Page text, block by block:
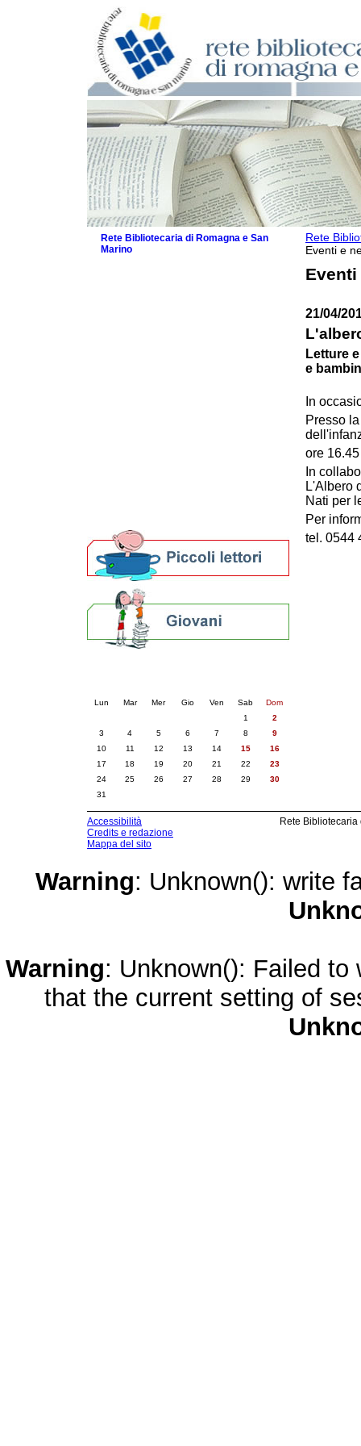
Rete
Eventi e
Eventi
21/04/
Letture
e
In
Presso
ore 16.45
In
L'Albero
Nati per
Per
tel. 0544
Rete Bibliotecaria di Romagna e San
Marino
Lun Mar Mer Gio Ven Sab
Dom
1
2
3
4 5 6 7 8
9
10
11 12 13 14 15
16
17
18 19 20 21 22
23
24
25 26 27 28 29
30
31
Accessibilità
Credits e redazione
Mappa del sito
Rete
Warning: Unknown(): write
Warning: Unknown(): Failed
that the current setting of